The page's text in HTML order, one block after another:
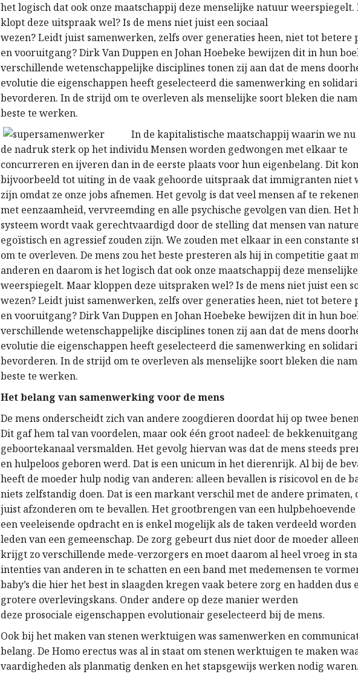
het logisch dat ook onze maatschappij deze menselijke natuur weerspiegelt.
klopt deze uitspraak wel? Is de mens niet juist een sociaal
wezen? Leidt juist samenwerken, zelfs over generaties heen, niet tot betere
en vooruitgang? Dirk Van Duppen en Johan Hoebeke bewijzen dit in hun
verschillende wetenschappelijke disciplines tonen zij aan dat de mens
evolutie die eigenschappen heeft geselecteerd die samenwerking en
bevorderen. In de strijd om te overleven als menselijke soort bleken die
beste te werken.
In de kapitalistische maatschappij waarin we
de nadruk sterk op het individu Mensen worden gedwongen met elkaar te
concurreren en ijveren dan in de eerste plaats voor hun eigenbelang. Dit
bijvoorbeeld tot uiting in de vaak gehoorde uitspraak dat immigranten niet
zijn omdat ze onze jobs afnemen. Het gevolg is dat veel mensen af te
met eenzaamheid, vervreemding en alle psychische gevolgen van dien. Het
systeem wordt vaak gerechtvaardigd door de stelling dat mensen van nature
egoïstisch en agressief zouden zijn. We zouden met elkaar in een constante
om te overleven. De mens zou het beste presteren als hij in competitie gaat
anderen en daarom is het logisch dat ook onze maatschappij deze
weerspiegelt. Maar kloppen deze uitspraken wel? Is de mens niet juist een
wezen? Leidt juist samenwerken, zelfs over generaties heen, niet tot betere
en vooruitgang? Dirk Van Duppen en Johan Hoebeke bewijzen dit in hun
verschillende wetenschappelijke disciplines tonen zij aan dat de mens
evolutie die eigenschappen heeft geselecteerd die samenwerking en
bevorderen. In de strijd om te overleven als menselijke soort bleken die
beste te werken.
Het belang van samenwerking voor de mens
De mens onderscheidt zich van andere zoogdieren doordat hij op twee
Dit gaf hem tal van voordelen, maar ook één groot nadeel: de
geboortekanaal versmalden. Het gevolg hiervan was dat de mens steeds
en hulpeloos geboren werd. Dat is een unicum in het dierenrijk. Al bij de
heeft de moeder hulp nodig van anderen: alleen bevallen is risicovol en de
niets zelfstandig doen. Dat is een markant verschil met de andere primaten,
juist afzonderen om te bevallen. Het grootbrengen van een hulpbehoevende
een veeleisende opdracht en is enkel mogelijk als de taken verdeeld
leden van een gemeenschap. De zorg gebeurt dus niet door de moeder
krijgt zo verschillende mede-verzorgers en moet daarom al heel vroeg in
intenties van anderen in te schatten en een band met medemensen te
baby’s die hier het best in slaagden kregen vaak betere zorg en hadden dus
grotere overlevingskans. Onder andere op deze manier werden
deze prosociale eigenschappen evolutionair geselecteerd bij de mens.
Ook bij het maken van stenen werktuigen was samenwerken en
belang. De Homo erectus was al in staat om stenen werktuigen te maken
vaardigheden als planmatig denken en het stapsgewijs werken nodig waren.